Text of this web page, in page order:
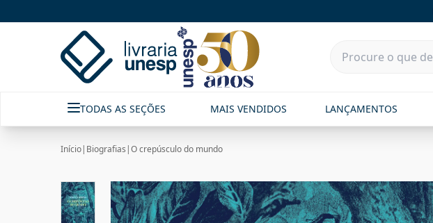
TODAS AS SEÇÕES MAIS VENDIDOS LANÇAMENTOS
Início| Biografias |O crepúsculo do mundo